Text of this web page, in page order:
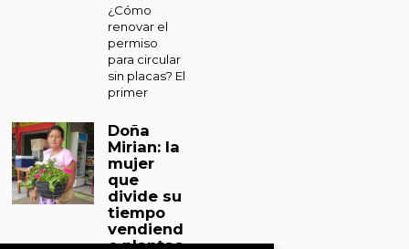
¿Cómo
renovar el
permiso
para circular
sin placas? El
primer
Doña
Mirian: la
mujer
que
divide su
tiempo
vendiend
o plantas